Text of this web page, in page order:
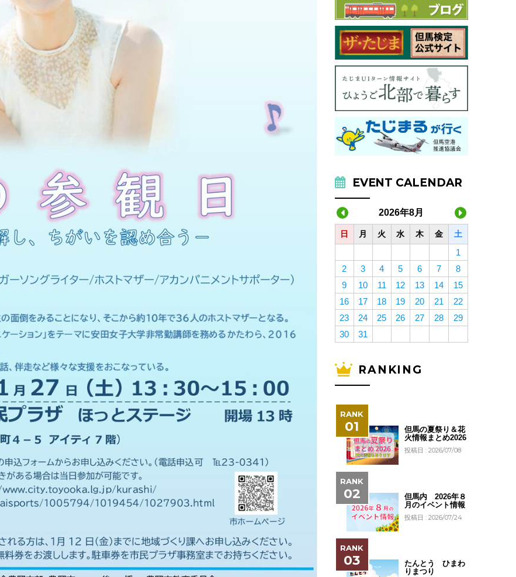
EVENT CALENDAR
2026年8月
日 月 火 水 木 金 土
1
2
3 4 5 6 7
8
9
10 11 12 13 14
15
16
17 18 19 20 21
22
23
24 25 26 27 28
29
30
31
RANKING
但馬の夏祭り＆花
火情報まとめ2026
投稿日 : 2026/07/08
但馬内 2026年８
月のイベント情報
投稿日 : 2026/07/24
たんとう ひまわ
りまつり